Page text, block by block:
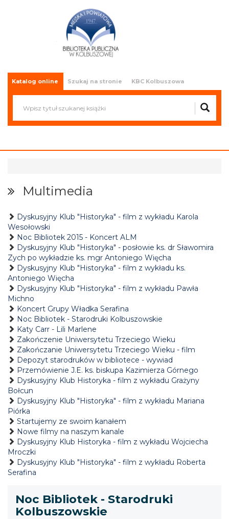
Miejska i Powiatowa Biblioteka
Publiczna w Kolbuszowej
Katalog online Szukaj na stronie KBC Kolbuszowa
Multimedia
Dyskusyjny Klub "Historyka" - film z wykładu Karola
Wesołowski
Noc Bibliotek 2015 - Koncert ALM
Dyskusyjny Klub "Historyka" - posłowie ks. dr Sławomira
Zych po wykładzie ks. mgr Antoniego Więcha
Dyskusyjny Klub "Historyka" - film z wykładu ks.
Antoniego Więcha
Dyskusyjny Klub "Historyka" - film z wykładu Pawła
Michno
Koncert Grupy Władka Serafina
Noc Bibliotek - Starodruki Kolbuszowskie
Katy Carr - Lili Marlene
Zakończenie Uniwersytetu Trzeciego Wieku
Zakończanie Uniwersytetu Trzeciego Wieku - film
Depozyt starodruków w bibliotece - wywiad
Przemówienie J.E. ks. biskupa Kazimierza Górnego
Dyskusyjny Klub Historyka - film z wykładu Grażyny
Bołcun
Dyskusyjny Klub "Historyka" - film z wykładu Mariana
Piórka
Startujemy ze swoim kanałem
Nowe filmy na naszym kanale
Dyskusyjny Klub Historyka - film z wykładu Wojciecha
Mroczki
Dyskusyjny Klub "Historyka" - film z wykładu Roberta
Serafina
Noc Bibliotek - Starodruki
Kolbuszowskie